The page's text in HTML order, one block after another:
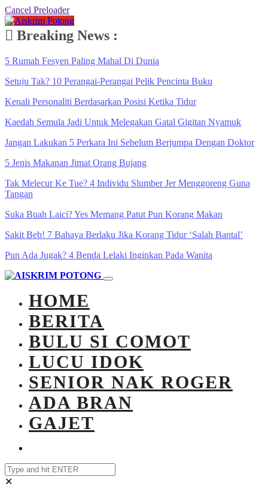
Cancel Preloader
Breaking News :
5 Rumah Fesyen Paling Mahal Di Dunia
Setuju Tak? 10 Perangai-Perangai Pelik Pencinta Buku
Kenali Personaliti Berdasarkan Posisi Ketika Tidur
Kaedah Semula Jadi Untuk Melegakan Gatal Gigitan Nyamuk
Jangan Lakukan 5 Perkara Ini Sebelum Berjumpa Dengan Doktor
5 Jenis Makanan Jimat Orang Bujang
Tak Melecur Ke Tue? 4 Individu Slumber Jer Menggoreng Guna
Tangan
Suka Buah Laici? Yes Memang Patut Pun Korang Makan
Sakit Beb! 7 Bahaya Berlaku Jika Korang Tidur ‘Salah Bantal’
Pun Ada Jugak? 4 Benda Lelaki Inginkan Pada Wanita
HOME
BERITA
BULU SI COMOT
LUCU IDOK
SENIOR NAK ROGER
ADA BRAN
GAJET
✕